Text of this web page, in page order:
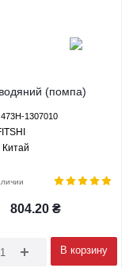
(помпа)
FITSHI
1307010
804.20 ₴
В корзину